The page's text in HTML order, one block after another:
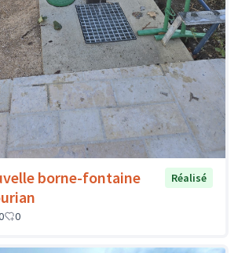
borne-fontaine
Réalisé
0